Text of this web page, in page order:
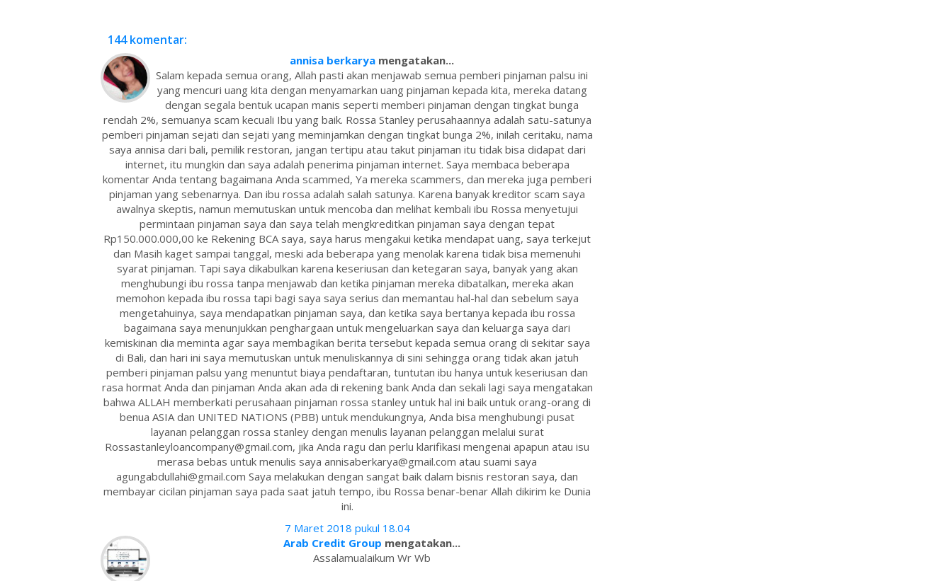
144 komentar:
annisa berkarya mengatakan...
Salam kepada semua orang, Allah pasti akan menjawab semua pemberi pinjaman palsu ini
yang mencuri uang kita dengan menyamarkan uang pinjaman kepada kita, mereka datang
dengan segala bentuk ucapan manis seperti memberi pinjaman dengan tingkat bunga
rendah 2%, semuanya scam kecuali Ibu yang baik. Rossa Stanley perusahaannya adalah satu-satunya
pemberi pinjaman sejati dan sejati yang meminjamkan dengan tingkat bunga 2%, inilah ceritaku, nama
saya annisa dari bali, pemilik restoran, jangan tertipu atau takut pinjaman itu tidak bisa didapat dari
internet, itu mungkin dan saya adalah penerima pinjaman internet. Saya membaca beberapa
komentar Anda tentang bagaimana Anda scammed, Ya mereka scammers, dan mereka juga pemberi
pinjaman yang sebenarnya. Dan ibu rossa adalah salah satunya. Karena banyak kreditor scam saya
awalnya skeptis, namun memutuskan untuk mencoba dan melihat kembali ibu Rossa menyetujui
permintaan pinjaman saya dan saya telah mengkreditkan pinjaman saya dengan tepat
Rp150.000.000,00 ke Rekening BCA saya, saya harus mengakui ketika mendapat uang, saya terkejut
dan Masih kaget sampai tanggal, meski ada beberapa yang menolak karena tidak bisa memenuhi
syarat pinjaman. Tapi saya dikabulkan karena keseriusan dan ketegaran saya, banyak yang akan
menghubungi ibu rossa tanpa menjawab dan ketika pinjaman mereka dibatalkan, mereka akan
memohon kepada ibu rossa tapi bagi saya saya serius dan memantau hal-hal dan sebelum saya
mengetahuinya, saya mendapatkan pinjaman saya, dan ketika saya bertanya kepada ibu rossa
bagaimana saya menunjukkan penghargaan untuk mengeluarkan saya dan keluarga saya dari
kemiskinan dia meminta agar saya membagikan berita tersebut kepada semua orang di sekitar saya
di Bali, dan hari ini saya memutuskan untuk menuliskannya di sini sehingga orang tidak akan jatuh
pemberi pinjaman palsu yang menuntut biaya pendaftaran, tuntutan ibu hanya untuk keseriusan dan
rasa hormat Anda dan pinjaman Anda akan ada di rekening bank Anda dan sekali lagi saya mengatakan
bahwa ALLAH memberkati perusahaan pinjaman rossa stanley untuk hal ini baik untuk orang-orang di
benua ASIA dan UNITED NATIONS (PBB) untuk mendukungnya, Anda bisa menghubungi pusat
layanan pelanggan rossa stanley dengan menulis layanan pelanggan melalui surat
Rossastanleyloancompany@gmail.com, jika Anda ragu dan perlu klarifikasi mengenai apapun atau isu
merasa bebas untuk menulis saya annisaberkarya@gmail.com atau suami saya
agungabdullahi@gmail.com Saya melakukan dengan sangat baik dalam bisnis restoran saya, dan
membayar cicilan pinjaman saya pada saat jatuh tempo, ibu Rossa benar-benar Allah dikirim ke Dunia
ini.
7 Maret 2018 pukul 18.04
Arab Credit Group mengatakan...
Assalamualaikum Wr Wb